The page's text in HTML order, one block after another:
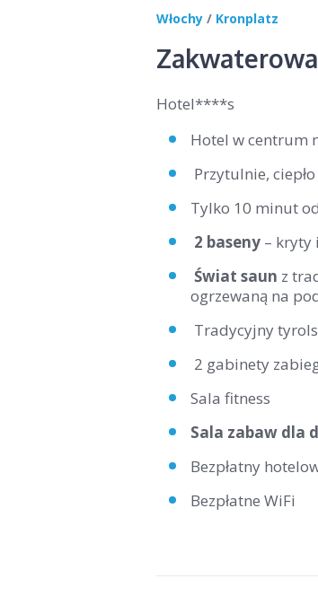
Włochy / Kronplatz
Hotel****s
Hotel w centrum
Przytulnie,
Tylko 10 minut
2 baseny – kryty
Świat saun z
ogrzewaną na
Tradycyjny
2 gabinety
Sala fitness
Sala zabaw dla
Bezpłatny
Bezpłatne WiFi